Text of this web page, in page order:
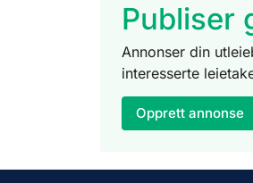
Publiser
Annonser din
interesserte
Opprett annonse